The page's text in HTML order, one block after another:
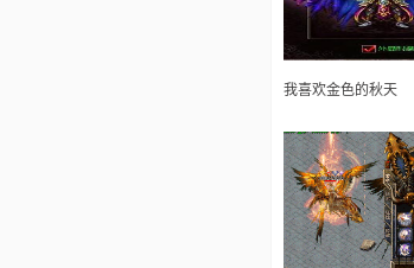
我喜欢金色的秋天